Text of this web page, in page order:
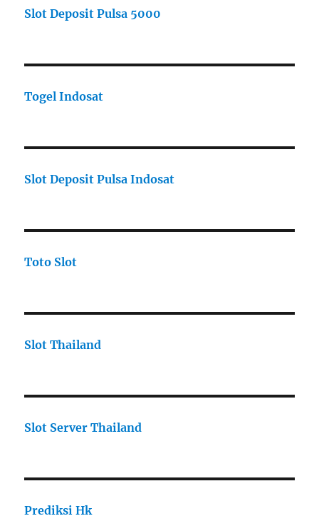
Slot Deposit Pulsa 5000
Togel Indosat
Slot Deposit Pulsa Indosat
Toto Slot
Slot Thailand
Slot Server Thailand
Prediksi Hk